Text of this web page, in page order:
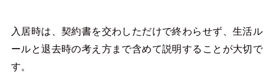
入居時は、契約書を交わしただけで終わらせず、生活ル
ールと退去時の考え方まで含めて説明することが大切で
す。